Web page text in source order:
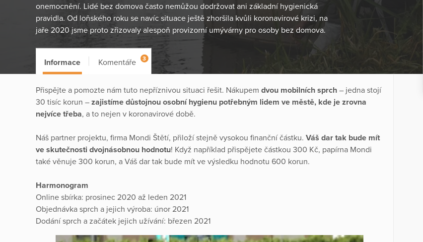
onemocnění. Lidé bez domova často nemůžou dodržovat ani základní hygienická
pravidla. Od loňského roku se navíc situace ještě zhoršila kvůli koronavirové krizi, na
jaře 2020 jsme proto zřizovaly alespoň provizorní umývárny pro osoby bez domova.
Informace Komentáře 3
Přispějte a pomozte nám tuto nepříznivou situaci řešit. Nákupem dvou mobilních sprch – jedna stojí
30 tisíc korun – zajistíme důstojnou osobní hygienu potřebným lidem ve městě, kde je zrovna
nejvíce třeba, a to nejen v koronavirové době.
Náš partner projektu, firma Mondi Štětí, přiloží stejně vysokou finanční částku. Váš dar tak bude mít
ve skutečnosti dvojnásobnou hodnotu! Když například přispějete částkou 300 Kč, papírna Mondi
také věnuje 300 korun, a Váš dar tak bude mít ve výsledku hodnotu 600 korun.
Harmonogram
Online sbírka: prosinec 2020 až leden 2021
Objednávka sprch a jejich výroba: únor 2021
Dodání sprch a začátek jejich užívání: březen 2021